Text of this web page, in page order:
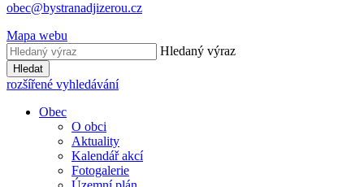
obec@bystranadjizerou.cz
Mapa webu
Hledaný výraz
Hledat
rozšířené vyhledávání
Obec
O obci
Aktuality
Kalendář akcí
Fotogalerie